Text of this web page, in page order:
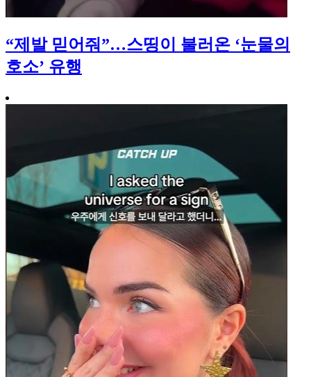
“제발 믿어줘”…스띵이 불러온 ‘눈물의
호소’ 유행